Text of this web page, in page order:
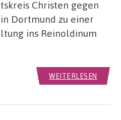
Christen gegen
Dortmund zu einer
ins Reinoldinum
WEITERLESEN